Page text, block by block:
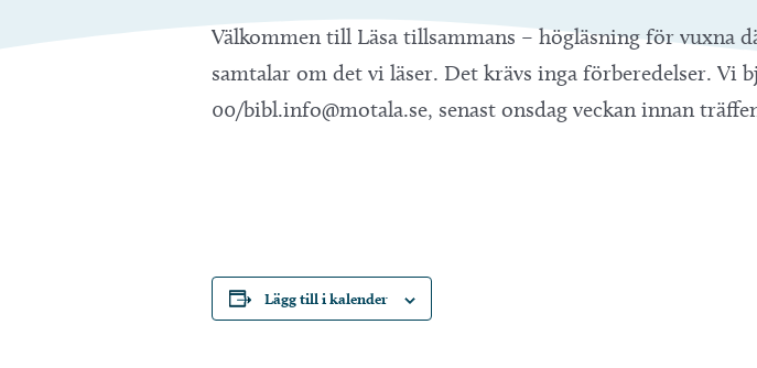
Välkommen till Läsa tillsammans – högläsning för vuxna
samtalar om det vi läser. Det krävs inga förberedelser. Vi
00/bibl.info@motala.se, senast onsdag veckan innan
Lägg till i kalender